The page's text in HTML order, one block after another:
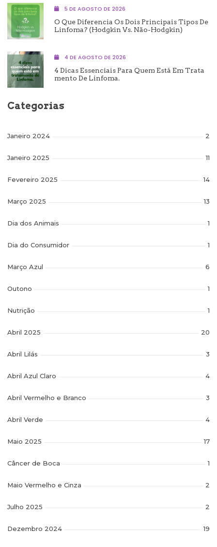
5 DE AGOSTO DE 2026
O Que Diferencia Os Dois Principais Tipos De
Linfoma? (Hodgkin Vs. Não-Hodgkin)
4 DE AGOSTO DE 2026
4 Dicas Essenciais Para Quem Está Em Trata
Mento De Linfoma.
Categorias
Janeiro 2024 2
Janeiro 2025 11
Fevereiro 2025 14
Março 2025 13
Dia dos Animais 1
Dia do Consumidor 1
Março Azul 6
Outono 1
Nutrição 1
Abril 2025 20
Abril Lilás 3
Abril Azul Claro 4
Abril Vermelho e Branco 3
Abril Verde 4
Maio 2025 17
Câncer de Boca 1
Maio Vermelho e Cinza 2
Julho 2025 2
Dezembro 2024 19